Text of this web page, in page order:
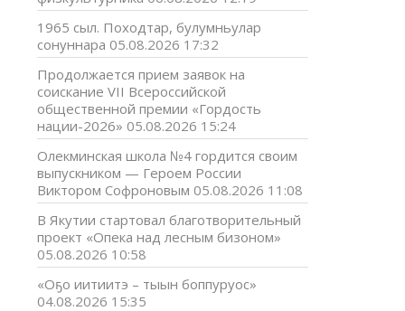
1965 сыл. Походтар, булумньулар
сонуннара 05.08.2026 17:32
Продолжается прием заявок на
соискание VII Всероссийской
общественной премии «Гордость
нации-2026» 05.08.2026 15:24
Олекминская школа №4 гордится своим
выпускником — Героем России
Виктором Софроновым 05.08.2026 11:08
В Якутии стартовал благотворительный
проект «Опека над лесным бизоном»
05.08.2026 10:58
«Оҕо иитиитэ – тыын боппуруос»
04.08.2026 15:35